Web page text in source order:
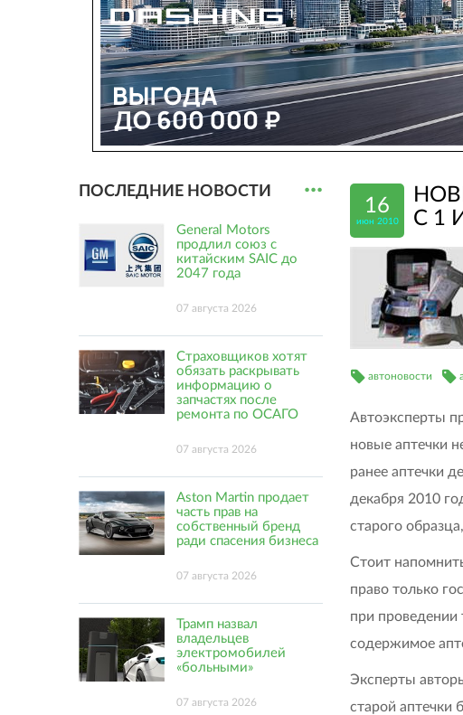
16
июн 2010
С 1
автоновости
Автоэксперты
новые аптечки
ранее аптечки
декабря 2010
старого
Стоит
право только
при проведении
содержимое
Эксперты
старой аптечки
ПОСЛЕДНИЕ НОВОСТИ ...
General Motors
продлил союз с
китайским SAIC до
2047 года
07 августа 2026
Страховщиков хотят
обязать раскрывать
информацию о
запчастях после
ремонта по ОСАГО
07 августа 2026
Aston Martin продает
часть прав на
собственный бренд
ради спасения бизнеса
07 августа 2026
Трамп назвал
владельцев
электромобилей
«больными»
07 августа 2026